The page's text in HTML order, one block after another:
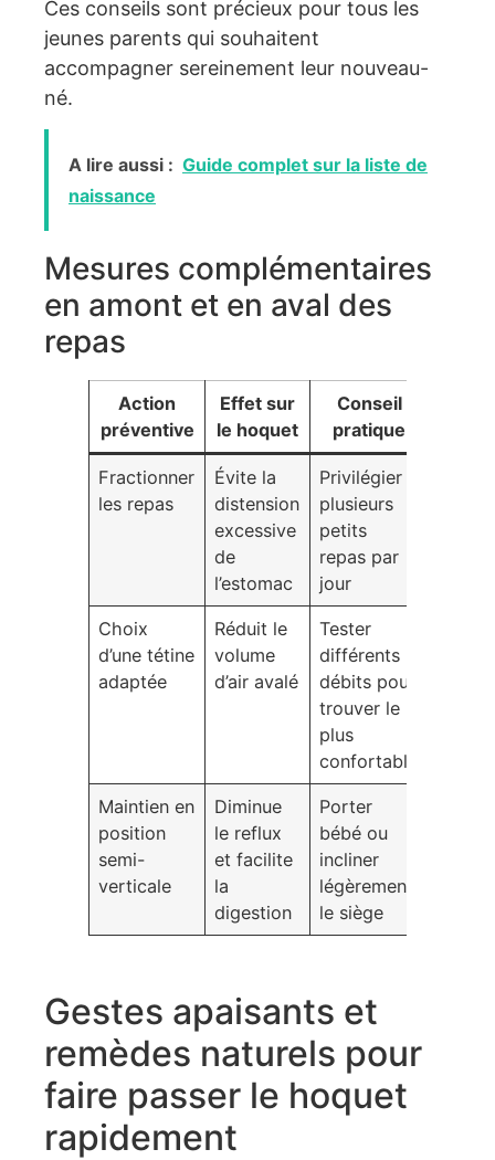
Ces conseils sont précieux pour tous les
jeunes parents qui souhaitent
accompagner sereinement leur nouveau-
né.
A lire aussi : Guide complet sur la liste de
naissance
Mesures complémentaires
en amont et en aval des
repas
Action
préventive
Effet sur
le hoquet
Conseil
pratique
Fractionner
les repas
Évite la
distension
excessive
de
l’estomac
Privilégier
plusieurs
petits
repas par
jour
Choix
d’une tétine
adaptée
Réduit le
volume
d’air avalé
Tester
différents
débits pour
trouver le
plus
confortable
Maintien en
position
semi-
verticale
Diminue
le reflux
et facilite
la
digestion
Porter
bébé ou
incliner
légèrement
le siège
Gestes apaisants et
remèdes naturels pour
faire passer le hoquet
rapidement